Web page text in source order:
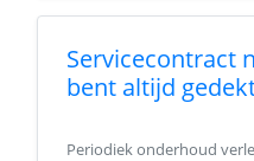
Servicecontract
bent altijd
Periodiek onderhoud